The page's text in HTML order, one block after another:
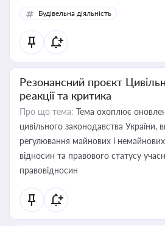
Будівельна діяльність
Резонансний проєкт
реакції та критика
Про що тема: Тема охоплює
цивільного законодавства
регулювання майнових і
відносин та правового статусу
правовідносин